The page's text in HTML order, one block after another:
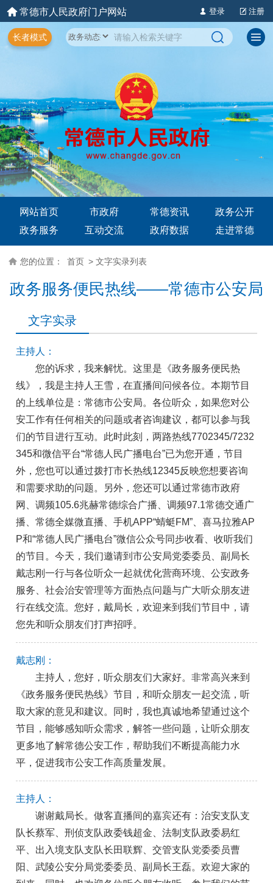
常德市人民政府门户网站 登录 注册
长者模式
网站首页 市政府 常德资讯
政务公开
政务服务
互动交流 政府数据 走进常德
您的位置： 首页 > 文字实录列表
政务服务便民热线——常德市公安局
文字实录
主持人：
您的诉求，我来解忧。这里是《政务服务便民热
线》，我是主持人王雪，在直播间问候各位。本期节目
的上线单位是：常德市公安局。各位听众，如果您对公
安工作有任何相关的问题或者咨询建议，都可以参与我
们的节目进行互动。此时此刻，两路热线7702345/7232
345和微信平台“常德人民广播电台”已为您开通，节目
外，您也可以通过拨打市长热线12345反映您想要咨询
和需要求助的问题。另外，您还可以通过常德市政府
网、调频105.6兆赫常德综合广播、调频97.1常德交通广
播、常德全媒微直播、手机APP“蜻蜓FM”、喜马拉雅AP
P和“常德人民广播电台”微信公众号同步收看、收听我们
的节目。今天，我们邀请到市公安局党委委员、副局长
戴志刚一行与各位听众一起就优化营商环境、公安政务
服务、社会治安管理等方面热点问题与广大听众朋友进
行在线交流。您好，戴局长，欢迎来到我们节目中，请
您先和听众朋友们打声招呼。
戴志刚：
主持人，您好，听众朋友们大家好。非常高兴来到
《政务服务便民热线》节目，和听众朋友一起交流，听
取大家的意见和建议。同时，我也真诚地希望通过这个
节目，能够感知听众需求，解答一些问题，让听众朋友
更多地了解常德公安工作，帮助我们不断提高能力水
平，促进我市公安工作高质量发展。
主持人：
谢谢戴局长。做客直播间的嘉宾还有：治安支队支
队长蔡军、刑侦支队政委钱超金、法制支队政委易红
平、 出入境支队支队长田联辉、交管支队党委委员曹
阳、武陵公安分局党委委员、副局长王磊。欢迎大家的